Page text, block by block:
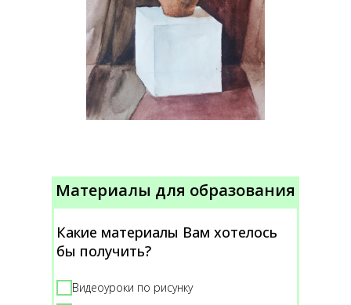
Какие материалы Вам хотелось
бы получить?
Видеоуроки по рисунку
Материалы для образования